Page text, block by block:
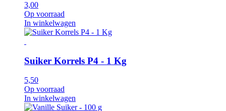
3,00
Op voorraad
In winkelwagen
Suiker Korrels P4 - 1 Kg
5,50
Op voorraad
In winkelwagen